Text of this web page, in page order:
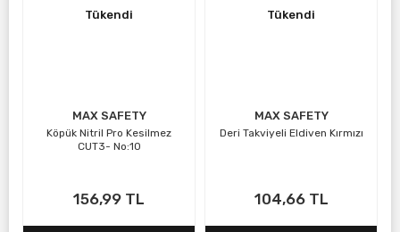
Tükendi
MAX SAFETY
Köpük Nitril Pro Kesilmez
CUT3- No:10
156,99 TL
Tükendi
MAX SAFETY
Deri Takviyeli Eldiven Kırmızı
104,66 TL